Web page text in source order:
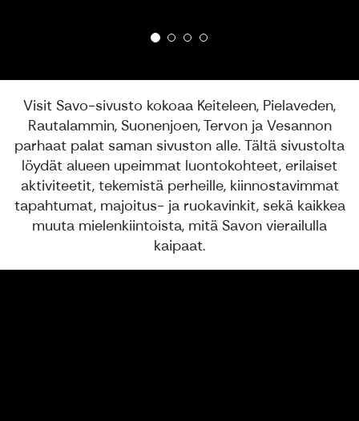
Visit Savo-sivusto kokoaa Keiteleen, Pielaveden,
Rautalammin, Suonenjoen, Tervon ja Vesannon
parhaat palat saman sivuston alle. Tältä sivustolta
löydät alueen upeimmat luontokohteet, erilaiset
aktiviteetit, tekemistä perheille, kiinnostavimmat
tapahtumat, majoitus- ja ruokavinkit, sekä kaikkea
muuta mielenkiintoista, mitä Savon vierailulla
kaipaat.